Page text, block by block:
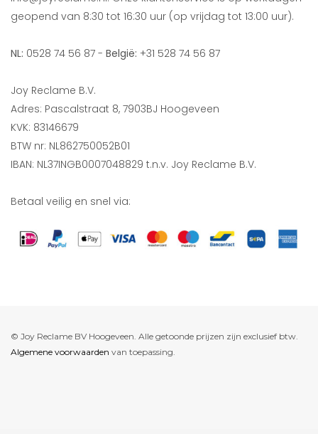
geopend van 8:30 tot 16:30 uur (op vrijdag tot 13:00 uur).
NL: 0528 74 56 87 - België: +31 528 74 56 87
Joy Reclame B.V.
Adres: Pascalstraat 8, 7903BJ Hoogeveen
KVK: 83146679
BTW nr: NL862750052B01
IBAN: NL37INGB0007048829 t.n.v. Joy Reclame B.V.
Betaal veilig en snel via:
© Joy Reclame BV Hoogeveen. Alle getoonde prijzen zijn exclusief btw.
Algemene voorwaarden van toepassing.